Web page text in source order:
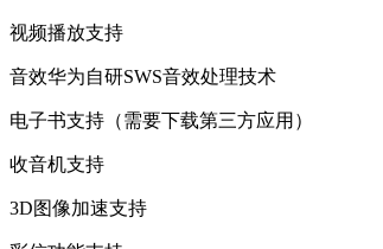
视频播放支持
音效华为自研SWS音效处理技术
电子书支持（需要下载第三方应用）
收音机支持
3D图像加速支持